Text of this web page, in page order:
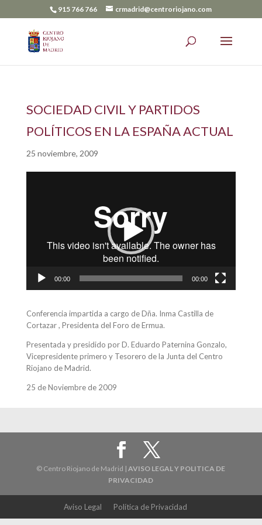
915 766 766 crmadrid@centroriojano.com
SOCIEDAD CIVIL Y PARTIDOS
POLÍTICOS EN LA ESPAÑA ACTUAL
25 noviembre, 2009
00:00 00:00
Conferencia impartida a cargo de Dña. Inma Castilla de
Cortazar , Presidenta del Foro de Ermua.
Presentada y presidido por D. Eduardo Paternina Gonzalo,
Vicepresidente primero y Tesorero de la Junta del Centro
Riojano de Madrid.
25 de Noviembre de 2009
© Centro Riojano de Madrid |AVISO LEGAL Y POLITICA DE
PRIVACIDAD
Aviso Legal Política de Privacidad